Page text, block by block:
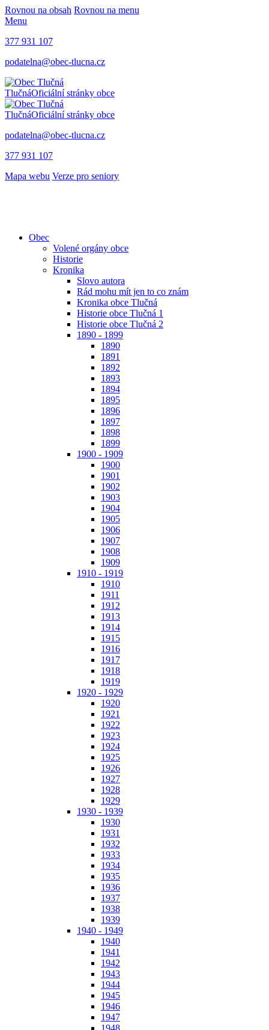
Rovnou na obsah Rovnou na menu
Menu
377 931 107
podatelna@obec-tlucna.cz
TlučnáOficiální stránky obce
TlučnáOficiální stránky obce
podatelna@obec-tlucna.cz
377 931 107
Mapa webu Verze pro seniory
Obec
Volené orgány obce
Historie
Kronika
Slovo autora
Rád mohu mít jen to co znám
Kronika obce Tlučná
Historie obce Tlučná 1
Historie obce Tlučná 2
1890 - 1899
1890
1891
1892
1893
1894
1895
1896
1897
1898
1899
1900 - 1909
1900
1901
1902
1903
1904
1905
1906
1907
1908
1909
1910 - 1919
1910
1911
1912
1913
1914
1915
1916
1917
1918
1919
1920 - 1929
1920
1921
1922
1923
1924
1925
1926
1927
1928
1929
1930 - 1939
1930
1931
1932
1933
1934
1935
1936
1937
1938
1939
1940 - 1949
1940
1941
1942
1943
1944
1945
1946
1947
1948